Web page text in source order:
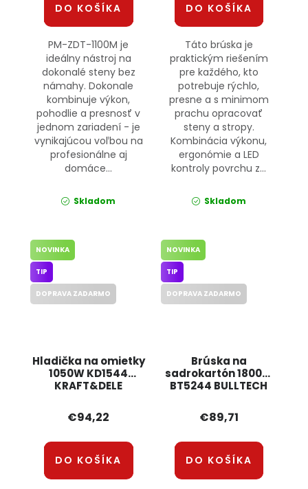
DO KOŠÍKA
PM-ZDT-1100M je
ideálny nástroj na
dokonalé steny bez
námahy. Dokonale
kombinuje výkon,
pohodlie a presnosť v
jednom zariadení - je
vynikajúcou voľbou na
profesionálne aj
domáce...
Skladom
DO KOŠÍKA
Táto brúska je
praktickým riešením
pre každého, kto
potrebuje rýchlo,
presne a s minimom
prachu opracovať
steny a stropy.
Kombinácia výkonu,
ergonómie a LED
kontroly povrchu z...
Skladom
Hladička na omietky
1050W KD1544
KRAFT&DELE
NOVINKA
TIP
DOPRAVA ZADARMO
€94,22
DO KOŠÍKA
Brúska na
sadrokartón 1800W
BT5244 BULLTECH
NOVINKA
TIP
DOPRAVA ZADARMO
€89,71
DO KOŠÍKA